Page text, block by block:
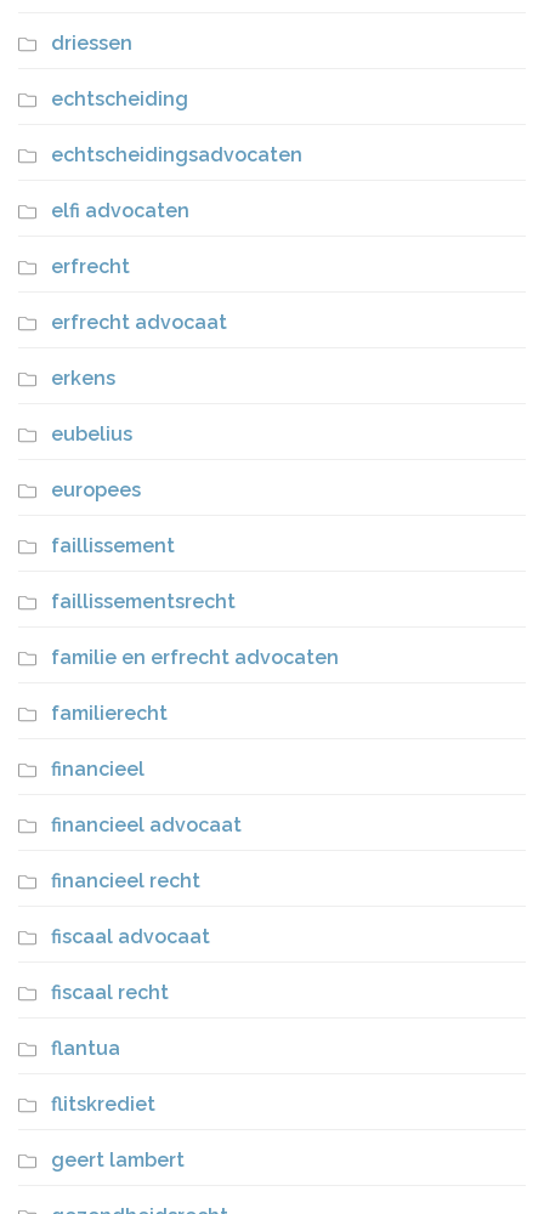
driessen
echtscheiding
echtscheidingsadvocaten
elfi advocaten
erfrecht
erfrecht advocaat
erkens
eubelius
europees
faillissement
faillissementsrecht
familie en erfrecht advocaten
familierecht
financieel
financieel advocaat
financieel recht
fiscaal advocaat
fiscaal recht
flantua
flitskrediet
geert lambert